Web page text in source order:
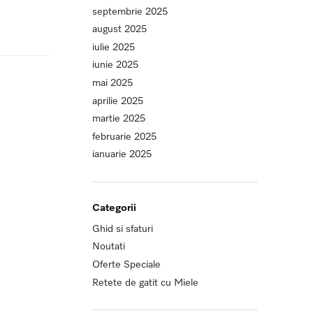
septembrie 2025
august 2025
iulie 2025
iunie 2025
mai 2025
aprilie 2025
martie 2025
februarie 2025
ianuarie 2025
Categorii
Ghid si sfaturi
Noutati
Oferte Speciale
Retete de gatit cu Miele